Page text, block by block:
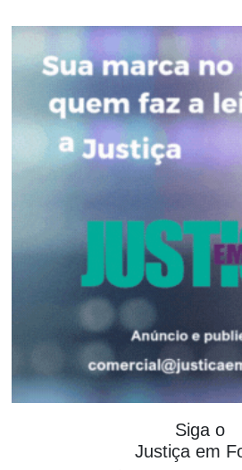
Siga o
Justiça em